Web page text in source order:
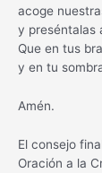
acoge
y preséntalas
Que en tus
y en tu
Amén.
El consejo
Oración a la